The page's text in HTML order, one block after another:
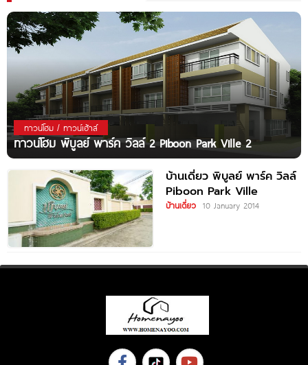
ทาวน์โฮม / ทาวน์เฮ้าส์
ทาวน์โฮม พิบูลย์ พาร์ค วิลล์ 2 Piboon Park Ville 2
บ้านเดี่ยว พิบูลย์ พาร์ค วิลล์
Piboon Park Ville
บ้านเดี่ยว 10 January 2014